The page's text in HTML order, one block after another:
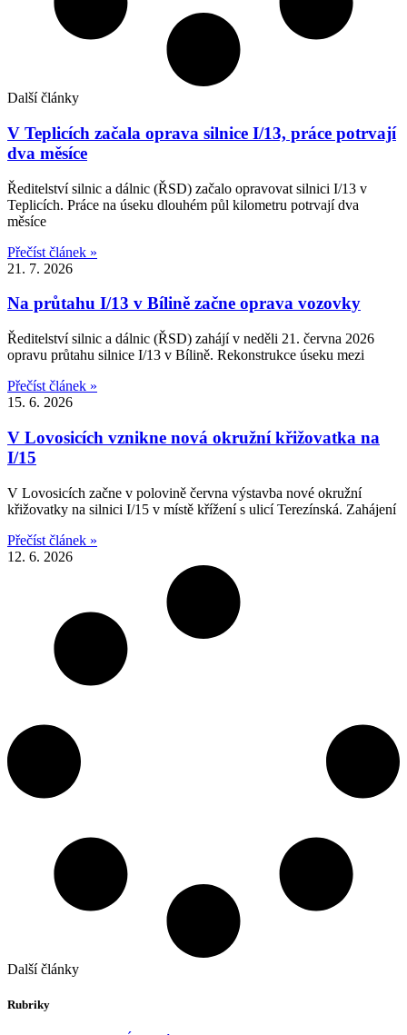
Další články
V Teplicích začala oprava silnice I/13, práce potrvají
dva měsíce
Ředitelství silnic a dálnic (ŘSD) začalo opravovat silnici I/13 v
Teplicích. Práce na úseku dlouhém půl kilometru potrvají dva
měsíce
Přečíst článek »
21. 7. 2026
Na průtahu I/13 v Bílině začne oprava vozovky
Ředitelství silnic a dálnic (ŘSD) zahájí v neděli 21. června 2026
opravu průtahu silnice I/13 v Bílině. Rekonstrukce úseku mezi
Přečíst článek »
15. 6. 2026
V Lovosicích vznikne nová okružní křižovatka na
I/15
V Lovosicích začne v polovině června výstavba nové okružní
křižovatky na silnici I/15 v místě křížení s ulicí Terezínská. Zahájení
Přečíst článek »
12. 6. 2026
Další články
Rubriky